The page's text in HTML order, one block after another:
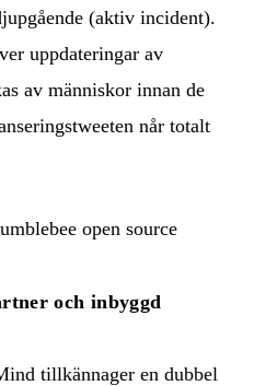
(aktiv incident).
uppdateringar av
av människor innan de
når totalt
open source
och inbyggd
tillkännager en dubbel